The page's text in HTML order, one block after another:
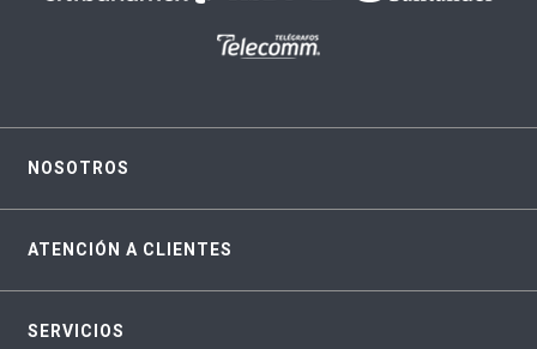
NOSOTROS
ATENCIÓN A CLIENTES
SERVICIOS